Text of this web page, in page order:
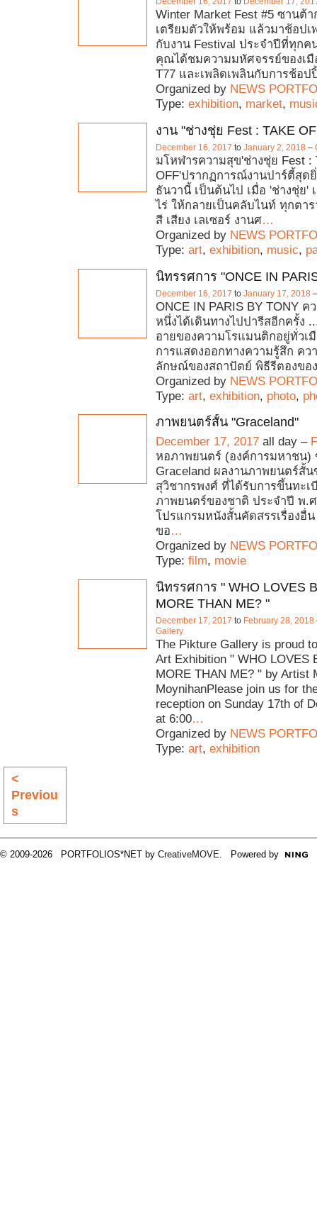
Winter Market Fest #5 ซานต้
เตรียมตัวให้พร้อม แล้วมาช้อปเ
กับงาน Festival ประจำปีที่ทุกค
คุณได้ชมความมหัศจรรย์ของเ
T77 และเพลิดเพลินกับการช้อป
Organized by NEWS
Type: exhibition, market,
งาน "ช่างชุ่ย Fest : TAKE
December 16, 2017 to January 2, 2018 –
มโหฬารความสุข'ช่างชุ่ย Fest :
OFF'ปรากฏการณ์งานปาร์ตี้สุด
ธันวานี้ เป็นต้นไป เมื่อ 'ช่างชุ่ย'
ไร่ ให้กลายเป็นคลับไนท์ ทุกตา
สี เสียง เลเซอร์ งานศ…
Organized by NEWS
Type: art, exhibition, music,
นิทรรศการ "ONCE IN
December 16, 2017 to January 17, 2018
ONCE IN PARIS BY TONY ค
หนึ่งได้เดินทางไปปารีสอีกครั้ง
อายของความโรแมนติกอยู่ทั่วเ
การแสดงออกทางความรู้สึก คว
ลักษณ์ของสถาปัตย์ พิธีรีตองขอ
Organized by NEWS
Type: art, exhibition, photo,
ภาพยนตร์สั้น "Graceland"
December 17, 2017 all day –
หอภาพยนตร์ (องค์การมหาชน)
Graceland ผลงานภาพยนตร์สั้
สุวิชากรพงศ์ ที่ได้รับการขึ้นทะเ
ภาพยนตร์ของชาติ ประจำปี พ.
โปรแกรมหนังสั้นคัดสรรเรื่องอื่
ขอ…
Organized by NEWS
Type: film, movie
นิทรรศการ " WHO LOVES
MORE THAN ME? "
December 17, 2017 to February 28, 2018
Gallery
The Pikture Gallery is proud
Art Exhibition " WHO LOVES
MORE THAN ME? " by Artist
MoynihanPlease join us for
reception on Sunday 17th of
at 6:00…
Organized by NEWS
Type: art, exhibition
<
Previou
s
© 2009-2026 PORTFOLIOS*NET by CreativeMOVE. Powered by